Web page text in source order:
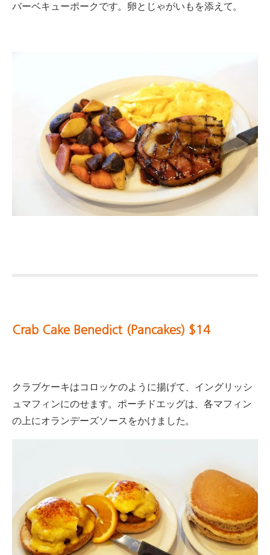
バーベキューポークです。 卵とじゃがいもを添えて。
Crab Cake Benedict (Pancakes) $14
クラブケーキはコロッケのように揚げて、イングリッシ
ュマフィンにのせます。 ポーチドエッグは、各マフィン
の上にオランデーズソースをかけました。